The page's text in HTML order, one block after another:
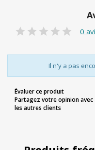
0
Il n'y a pas
Évaluer ce produit
Partagez votre opinion avec
les autres clients